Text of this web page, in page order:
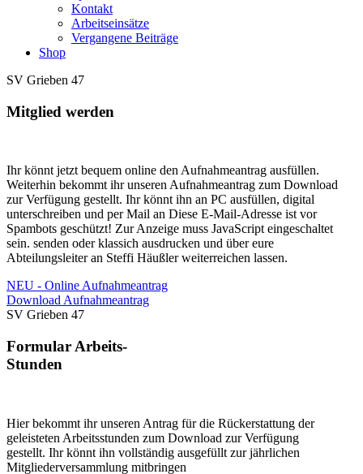
Kontakt
Arbeitseinsätze
Vergangene Beiträge
Shop
SV Grieben 47
Mitglied werden
Ihr könnt jetzt bequem online den Aufnahmeantrag ausfüllen.
Weiterhin bekommt ihr unseren Aufnahmeantrag zum Download
zur Verfügung gestellt. Ihr könnt ihn an PC ausfüllen, digital
unterschreiben und per Mail an Diese E-Mail-Adresse ist vor
Spambots geschützt! Zur Anzeige muss JavaScript eingeschaltet
sein. senden oder klassich ausdrucken und über eure
Abteilungsleiter an Steffi Häußler weiterreichen lassen.
NEU - Online Aufnahmeantrag
Download Aufnahmeantrag
SV Grieben 47
Formular Arbeits-
Stunden
Hier bekommt ihr unseren Antrag für die Rückerstattung der
geleisteten Arbeitsstunden zum Download zur Verfügung
gestellt. Ihr könnt ihn vollständig ausgefüllt zur jährlichen
Mitgliederversammlung mitbringen